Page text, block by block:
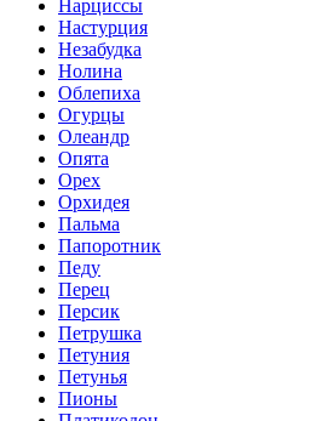
Нарциссы
Настурция
Незабудка
Нолина
Облепиха
Огурцы
Олеандр
Опята
Орех
Орхидея
Пальма
Папоротник
Педу
Перец
Персик
Петрушка
Петуния
Петунья
Пионы